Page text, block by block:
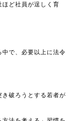
ど社員が逞しく育
で、必要以上に法令
破ろうとする若者が